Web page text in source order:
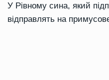
У Рівному сина, який
відправлять на